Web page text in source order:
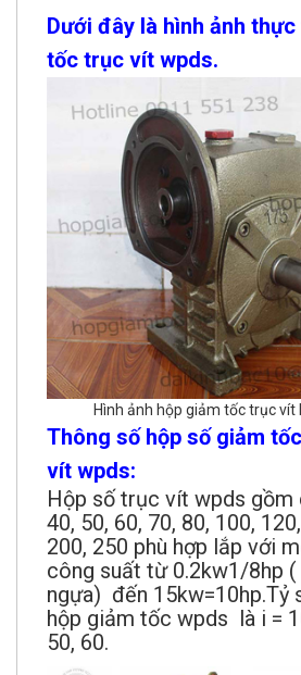
Dưới đây là hình ảnh
tốc trục vít wpds.
Hình ảnh hộp giảm tốc trục vít
Thông số hộp số giảm
vít wpds:
Hộp số trục vít wpds gồm
40, 50, 60, 70, 80, 100,
200, 250 phù hợp lắp với
công suất từ 0.2kw1/8hp
ngựa) đến 15kw=10hp.Tỷ
hộp giảm tốc wpds là i =
50, 60.